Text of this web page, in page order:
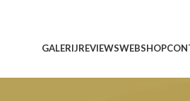
GALERIJREVIEWSWEBSHOP